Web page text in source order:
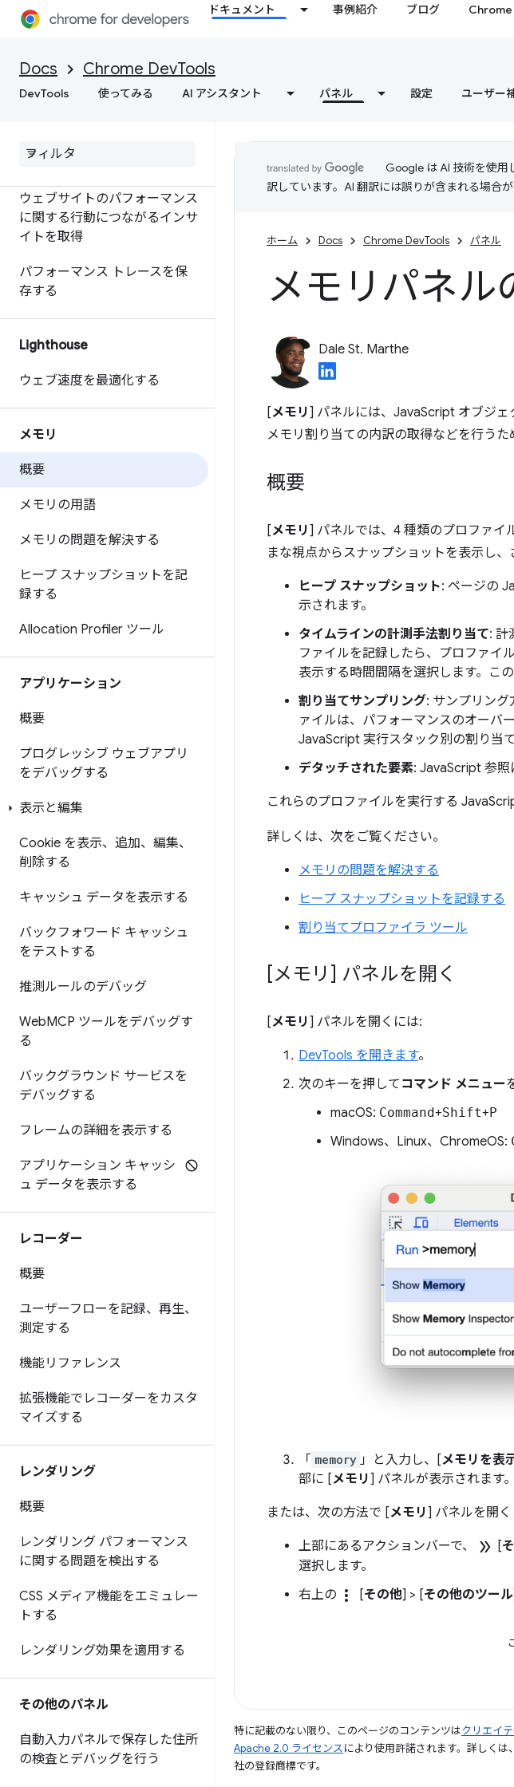
ドキュメント 事例紹介 ブログ Chrome
Docs Chrome DevTools
DevTools 使ってみる AI アシスタント パネル 設定 ユーザー
CSS セレクタのパフォーマンス
Node.js パフォーマンスのプロ
ファイリング
フォーマンス データをカスタ
マイズする
ウェブサイトのパフォーマンス
に関する行動につながるインサ
イトを取得
パフォーマンス トレースを保
存する
Lighthouse
ウェブ速度を最適化する
メモリ
概要
メモリの用語
メモリの問題を解決する
ヒープ スナップショットを記
録する
Allocation Profiler ツール
アプリケーション
概要
プログレッシブ ウェブアプリ
をデバッグする
表示と編集
Cookie を表示、追加、編集、
削除する
キャッシュ データを表示する
バックフォワード キャッシュ
をテストする
推測ルールのデバッグ
WebMCP ツールをデバッグす
る
バックグラウンド サービスを
デバッグする
フレームの詳細を表示する
アプリケーション キャッシ
ュ データを表示する
レコーダー
概要
ユーザーフローを記録、再生、
測定する
機能リファレンス
拡張機能でレコーダーをカスタ
マイズする
レンダリング
概要
レンダリング パフォーマンス
に関する問題を検出する
CSS メディア機能をエミュレー
トする
レンダリング効果を適用する
その他のパネル
自動入力パネルで保存した住所
の検査とデバッグを行う
Google は AI 技術を使用
訳しています。AI 翻訳には誤りが含まれる場合が
ホーム Docs Chrome DevTools パネル
メモリパネル
Dale St. Marthe
[メモリ ] パネルには、JavaScript オブジ
メモリ割り当ての内訳の取得などを行うた
概要
[メモリ ] パネルでは、4 種類のプロファイ
まな視点からスナップショットを表示し、
ヒープ スナップショット: ページの
示されます。
タイムラインの計測手法割り当て: 計
ファイルを記録したら、プロファイ
表示する時間間隔を選択します。こ
割り当てサンプリング: サンプリン
ァイルは、パフォーマンスのオーバ
JavaScript 実行スタック別の割り当て
デタッチされた要素: JavaScript 参照
これらのプロファイルを実行する
詳しくは、次をご覧ください。
メモリの問題を解決する
ヒープ スナップショットを記録する
割り当てプロファイラ ツール
[メモリ] パネルを開く
[メモリ ] パネルを開くには:
DevTools を開きます。
次のキーを押して コマンド メニュー
macOS: Command+Shift+P
Windows、Linux、ChromeOS:
「 memory 」と入力し、[メモリを表
部に [メモリ] パネルが表示されます。
または、次の方法で [メモリ] パネルを開く
上部にあるアクションバーで、 double_arrow [
選択します。
右上の more_vert [その他] > [その他のツール
特に記載のない限り、このページのコンテンツはクリエイ
Apache 2.0 ライセンスにより使用許諾されます。詳しくは、
社の登録商標です。